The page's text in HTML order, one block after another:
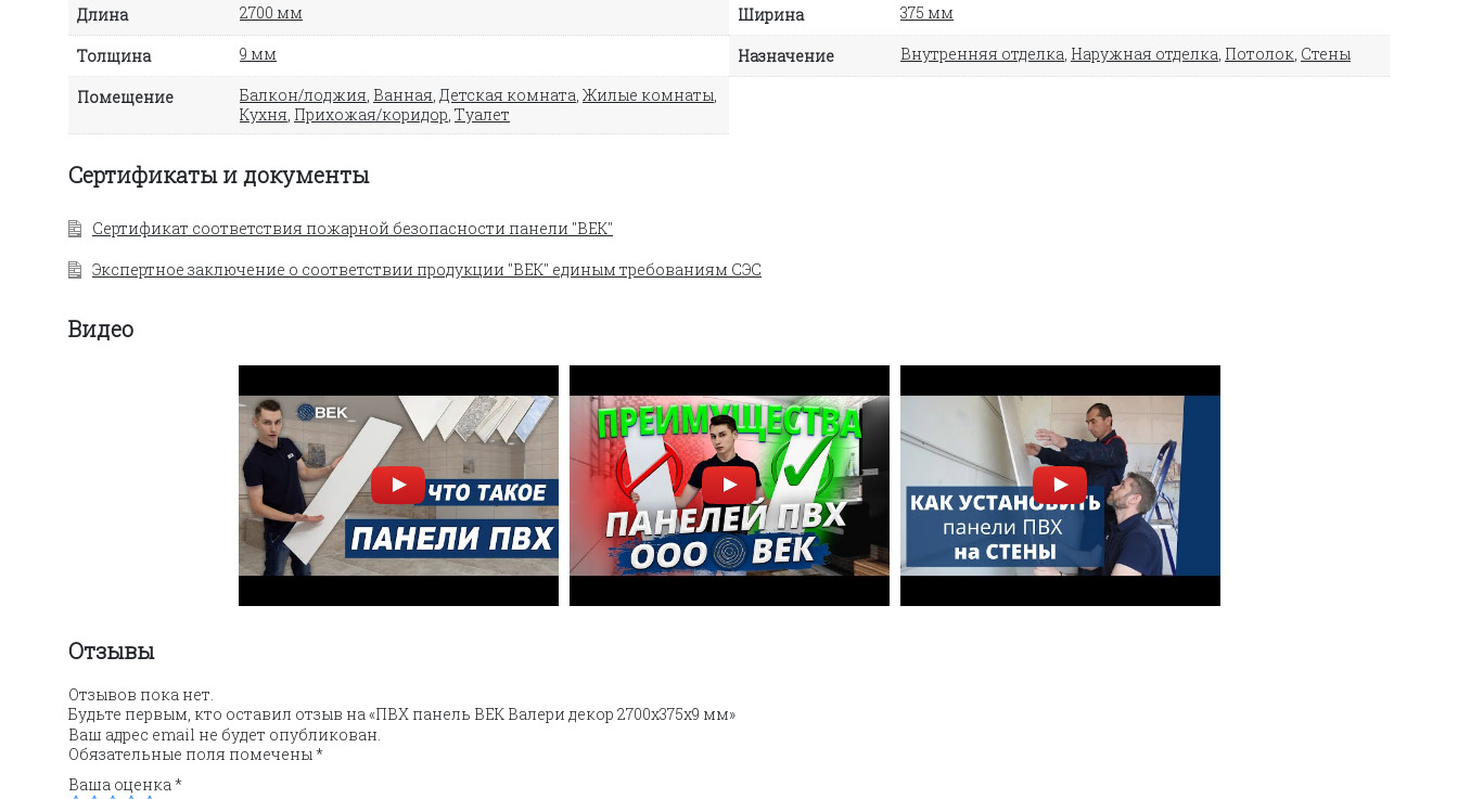
Длина 2700 мм Ширина 375 мм
Толщина 9 мм Назначение Внутренняя отделка, Наружная отделка, Потолок, Стены
Помещение Балкон/лоджия, Ванная, Детская комната, Жилые комнаты,
Кухня, Прихожая/коридор, Туалет
Сертификаты и документы
Сертификат соответствия пожарной безопасности панели "ВЕК"
Экспертное заключение о соответствии продукции "ВЕК" единым требованиям СЭС
Видео
Отзывы
Отзывов пока нет.
Будьте первым, кто оставил отзыв на «ПВХ панель ВЕК Валери декор 2700х375х9 мм»
Ваш адрес email не будет опубликован.
Обязательные поля помечены*
Ваша оценка*